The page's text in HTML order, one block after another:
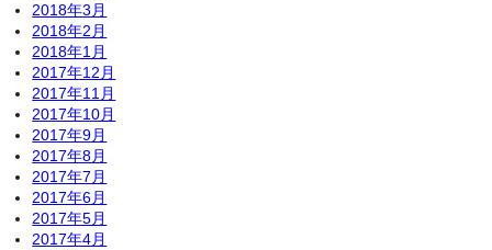
2018年3月
2018年2月
2018年1月
2017年12月
2017年11月
2017年10月
2017年9月
2017年8月
2017年7月
2017年6月
2017年5月
2017年4月